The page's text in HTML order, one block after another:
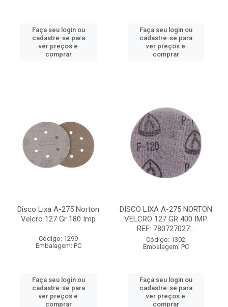
Faça seu login ou
cadastre-se para
ver preços e
comprar
Faça seu login ou
cadastre-se para
ver preços e
comprar
Disco Lixa A-275 Norton
Velcro 127 Gr 180 Imp
Código: 1299
Embalagem: PC
Faça seu login ou
cadastre-se para
ver preços e
comprar
DISCO LIXA A-275 NORTON
VELCRO 127 GR 400 IMP
REF: 780727027...
Código: 1302
Embalagem: PC
Faça seu login ou
cadastre-se para
ver preços e
comprar